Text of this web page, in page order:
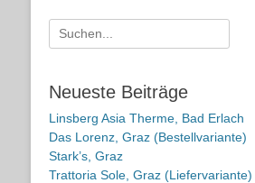
Suche
nach:
Neueste Beiträge
Linsberg Asia Therme, Bad Erlach
Das Lorenz, Graz (Bestellvariante)
Stark’s, Graz
Trattoria Sole, Graz (Liefervariante)